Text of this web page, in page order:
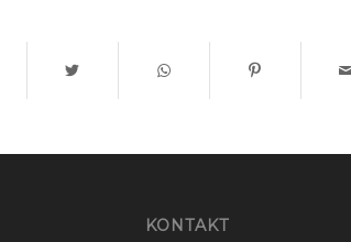
KONTAKT